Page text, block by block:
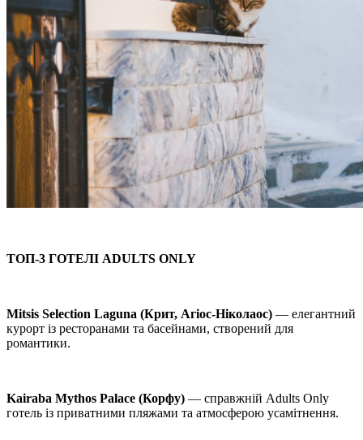
ТОП-3 ГОТЕЛІ ADULTS ONLY
Mitsis Selection Laguna (Крит, Агіос-Ніколаос) — елегантний
курорт із ресторанами та басейнами, створений для
романтики.
Kairaba Mythos Palace (Корфу) — справжній Adults Only
готель із приватними пляжами та атмосферою усамітнення.